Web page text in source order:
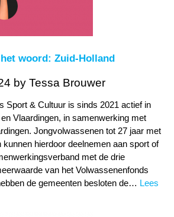
woord: Zuid-Holland
by Tessa Brouwer
Sport & Cultuur is sinds 2021 actief in
Vlaardingen, in samenwerking met
Jongvolwassenen tot 27 jaar met
hierdoor deelnemen aan sport of
met de drie
van het Volwassenenfonds
de gemeenten besloten de… Lees